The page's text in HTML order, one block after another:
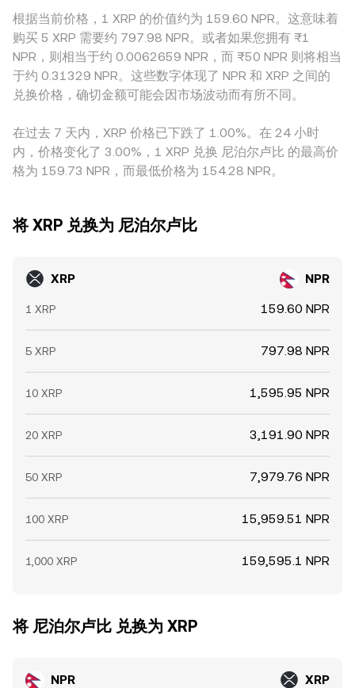
根据当前价格，1 XRP 的价值约为 159.60 NPR。这意味着
购买 5 XRP 需要约 797.98 NPR。或者如果您拥有 ₨1
NPR，则相当于约 0.0062659 NPR，而 ₨50 NPR 则将相当
于约 0.31329 NPR。这些数字体现了 NPR 和 XRP 之间的
兑换价格，确切金额可能会因市场波动而有所不同。
在过去 7 天内，XRP 价格已下跌了 1.00%。在 24 小时
内，价格变化了 3.00%，1 XRP 兑换 尼泊尔卢比 的最高价
格为 159.73 NPR，而最低价格为 154.28 NPR。
将 XRP 兑换为 尼泊尔卢比
XRP NPR
1 XRP 159.60 NPR
5 XRP 797.98 NPR
10 XRP 1,595.95 NPR
20 XRP 3,191.90 NPR
50 XRP 7,979.76 NPR
100 XRP 15,959.51 NPR
1,000 XRP 159,595.1 NPR
将 尼泊尔卢比 兑换为 XRP
NPR XRP